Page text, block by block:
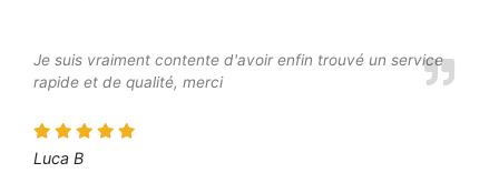
Je suis vraiment contente d'avoir enfin trouvé un service
rapide et de qualité, merci
Luca B